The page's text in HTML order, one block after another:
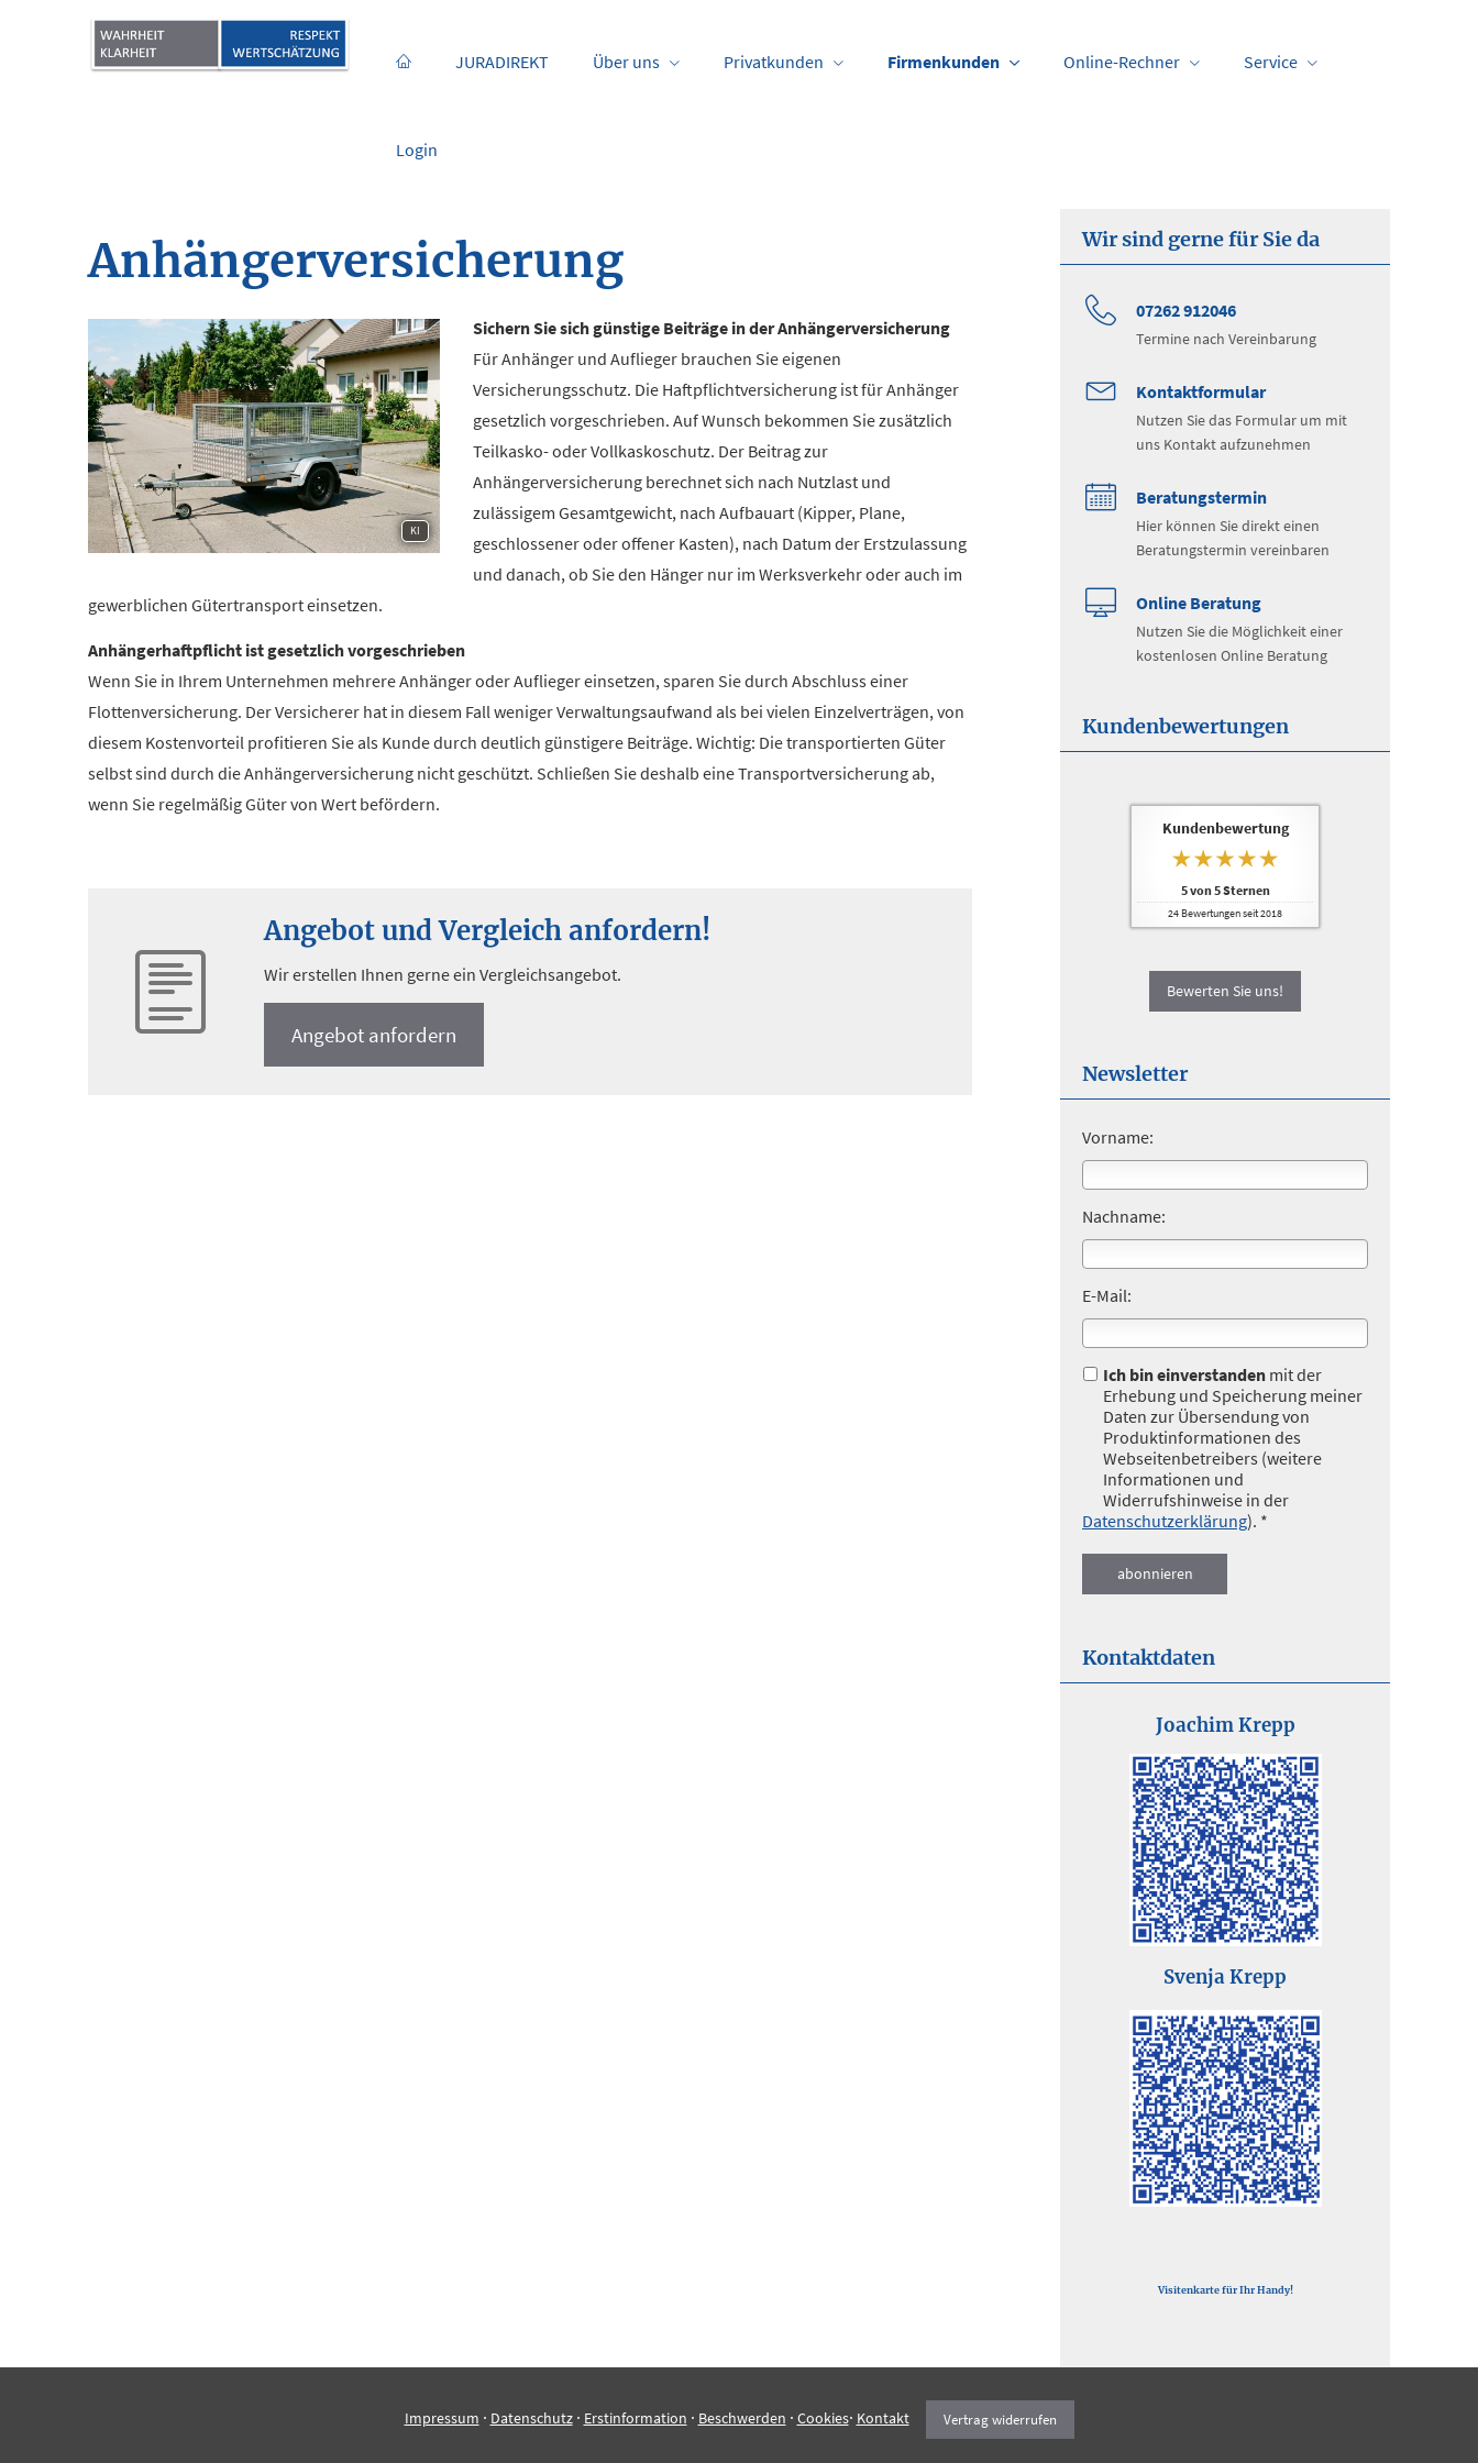
JURADIREKT Über uns Privatkunden Firmenkunden Online-Rechner Service
Login
Wir sind gerne für Sie da
07262 912046
Termine nach Vereinbarung
Kontaktformular
Nutzen Sie das Formular um mit
uns Kontakt aufzunehmen
Beratungstermin
Hier können Sie direkt einen
Beratungstermin vereinbaren
Online Beratung
Nutzen Sie die Möglichkeit einer
kostenlosen Online Beratung
Kundenbewertungen
Kundenbewertung
5von5Sternen
24 Bewertungen seit 2018
Bewerten Sie uns!
Newsletter
Vorname:
Nachname:
E-Mail:
Ich bin einverstanden mit der
Erhebung und Speicherung meiner
Daten zur Übersendung von
Produktinformationen des
Webseitenbetreibers (weitere
Informationen und
Widerrufshinweise in der
Datenschutzerklärung). *
Kontaktdaten
Joachim Krepp
Svenja Krepp
Visitenkarte für Ihr Handy!
Anhängerversicherung
KI
Sichern Sie sich günstige Beiträge in der Anhängerversicherung
Für Anhänger und Auflieger brauchen Sie eigenen
Versicherungsschutz. Die Haft­pflichtversicherung ist für Anhänger
gesetzlich vorgeschrieben. Auf Wunsch bekommen Sie zusätzlich
Teilkasko- oder Vollkaskoschutz. Der Beitrag zur
Anhängerversicherung berechnet sich nach Nutzlast und
zulässigem Gesamtgewicht, nach Aufbauart (Kipper, Plane,
geschlossener oder offener Kasten), nach Datum der Erstzulassung
und danach, ob Sie den Hänger nur im Werksverkehr oder auch im
gewerblichen Gütertransport einsetzen.
Anhängerhaftpflicht ist gesetzlich vorgeschrieben
Wenn Sie in Ihrem Unternehmen mehrere Anhänger oder Auflieger einsetzen, sparen Sie durch Abschluss einer
Flottenversicherung. Der Versicherer hat in diesem Fall weniger Verwaltungsaufwand als bei vielen Einzelverträgen, von
diesem Kostenvorteil profitieren Sie als Kunde durch deutlich günstigere Beiträge. Wichtig: Die transportierten Güter
selbst sind durch die Anhängerversicherung nicht geschützt. Schließen Sie deshalb eine Transportversicherung ab,
wenn Sie regelmäßig Güter von Wert befördern.
Angebot und Vergleich anfordern!
Wir erstellen Ihnen gerne ein Vergleichsangebot.
An­ge­bot an­for­dern
Impressum · Datenschutz· Erstinformation · Beschwerden · Cookies· Kontakt Vertrag widerrufen